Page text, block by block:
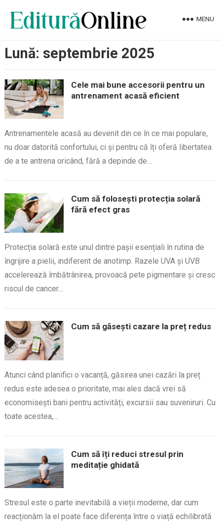
MENU
Lună: septembrie 2025
Cele mai bune accesorii pentru un
antrenament acasă eficient
Antrenamentele acasă au devenit din ce în ce mai populare,
nu doar datorită confortului, ci și pentru că îți oferă libertatea
de a te antrena oricând, fără a depinde de…
Cum să folosești protecția solară
fără efect gras
Protecția solară este unul dintre pașii esențiali în rutina de
îngrijire a pielii, indiferent de anotimp. Razele UVA și UVB
accelerează îmbătrânirea, provoacă pete pigmentare și cresc
riscul de cancer…
Cum să găsești cazare la preț redus
Atunci când planifici o vacanță, găsirea unei cazări la preț
redus este adesea o prioritate, mai ales dacă vrei să
economisești bani pentru activități, excursii sau suveniruri. Cu
toate acestea,…
Cum să îți reduci stresul prin
meditație ghidată
Stresul este o parte inevitabilă a vieții moderne, dar cum
reacționăm la el poate face diferența între o viață echilibrată